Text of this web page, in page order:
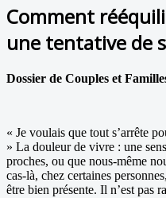
Comment
une tentative de
Dossier de Couples et
« Je voulais que tout s’arrête
» La douleur de vivre : une
proches, ou que nous-même
cas-là, chez certaines
être bien présente. Il n’est pas